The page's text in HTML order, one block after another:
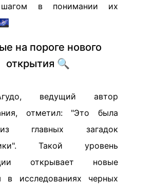
в понимании их
на пороге нового
открытия 🔍
ведущий автор
отметил: "Это была
главных загадок
Такой уровень
открывает новые
в исследованиях черных